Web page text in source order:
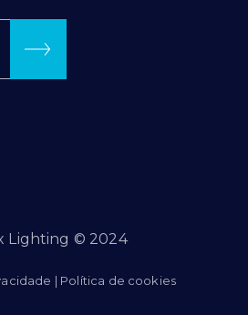
Lighting © 2024
| Política de cookies